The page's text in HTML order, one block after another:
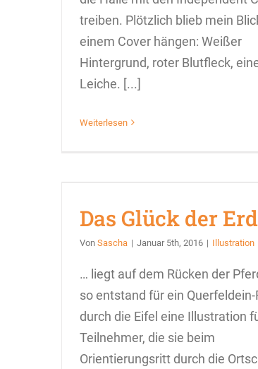
treiben. Plötzlich blieb mein
einem Cover hängen: Weißer
Hintergrund, roter Blutfleck,
Leiche. [...]
Weiterlesen
Das Glück der
Von Sascha | Januar 5th, 2016 | Illustration
… liegt auf dem Rücken der
so entstand für ein Querfeldein-
durch die Eifel eine Illustration
Teilnehmer, die sie beim
Orientierungsritt durch die